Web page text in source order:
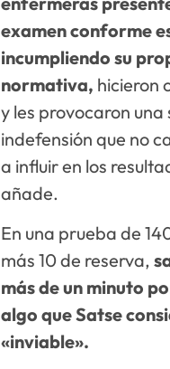
examen conforme
incumpliendo su
normativa, hicieron
y les provocaron una
indefensión que no
a influir en los
añade.
En una prueba de
más 10 de reserva,
más de un minuto
algo que Satse
«inviable».